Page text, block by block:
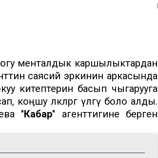
менталдык каршылыктардан
саясий эркинин аркасында
китептерин басып чыгарууга
өлкөлөргө үлгү боло алды.
"Кабар" агенттигине берген